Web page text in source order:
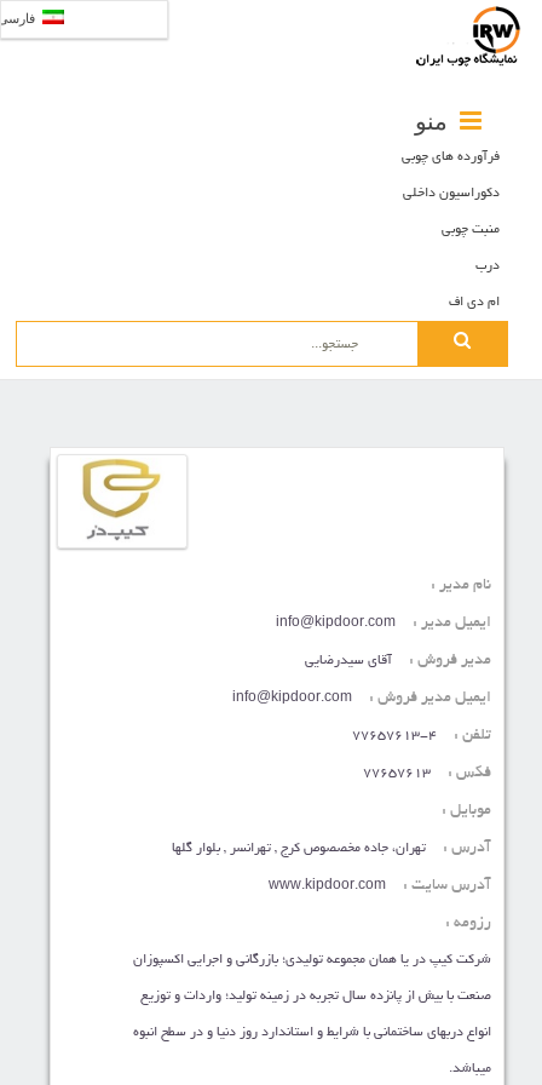
منو
فرآورده های چوبی
دکوراسیون داخلی
منبت چوبی
درب
ام دی اف
Search
نام مدیر :
ایمیل مدیر : info@kipdoor.com
مدیر فروش : آقای سیدرضایی
ایمیل مدیر فروش : info@kipdoor.com
تلفن : 77657613-4
فکس : 77657613
موبایل :
آدرس : تهران، جاده مخصصوص کرج , تهرانسر , بلوار گلها
آدرس سایت : www.kipdoor.com
رزومه :
شرکت کیپ در یا همان مجموعه تولیدی؛ بازرگانی و اجرایی اکسپوزان
صنعت با بیش از پانزده سال تجربه در زمینه تولید؛ واردات و توزیع
انواع دربهای ساختمانی با شرایط و استاندارد روز دنیا و در سطح انبوه
میباشد.